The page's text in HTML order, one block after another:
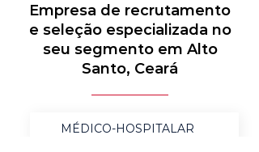
Empresa de recrutamento
e seleção especializada no
seu segmento em Alto
Santo, Ceará
MÉDICO-HOSPITALAR